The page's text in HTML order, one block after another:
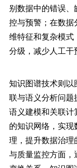
别数据中的错误
控与预警；在数
维特征和复杂模
分级，减少人工干
知识图谱技术则
联与语义分析问
语义建模和关联
的知识网络，实
理，提升数据治
与质量监控方面，